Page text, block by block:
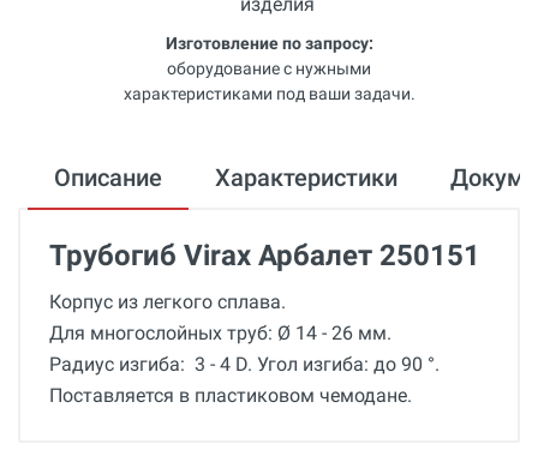
Изготовление по запросу:
оборудование с нужными
характеристиками под ваши задачи.
Описание Характеристики
Трубогиб Virax Арбалет 250151
Корпус из легкого сплава.
Для многослойных труб: Ø 14 - 26 мм.
Радиус изгиба: 3 - 4 D. Угол изгиба: до 90 °.
Поставляется в пластиковом чемодане.